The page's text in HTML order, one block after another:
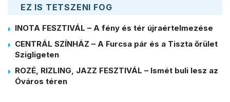
EZ IS TETSZENI FOG
INOTA FESZTIVÁL – A fény és tér újraértelmezése
CENTRÁL SZÍNHÁZ – A Furcsa pár és a Tiszta őrület
Szigligeten
ROZÉ, RIZLING, JAZZ FESZTIVÁL – Ismét buli lesz az
Óváros téren